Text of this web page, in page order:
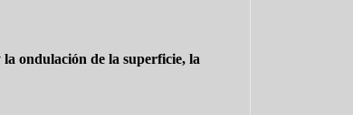
ondulación de la superficie, la